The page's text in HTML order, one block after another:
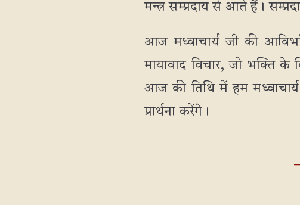
मन्त्र सम्प्रदाय से आते हैं।
आज मध्वाचार्य जी की
मायावाद विचार, जो भक्ति के
आज की तिथि में हम
प्रार्थना करेंगे।